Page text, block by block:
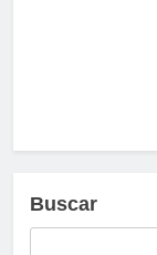
Buscar